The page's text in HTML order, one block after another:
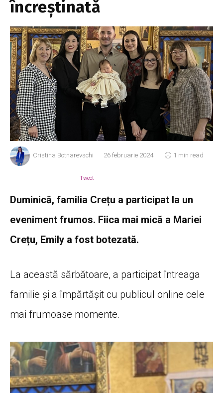
încreștinată
Cristina Botnarevschi 26 februarie 2024 1 min read
Tweet
Duminică, familia Crețu a participat la un
eveniment frumos. Fiica mai mică a Mariei
Crețu, Emily a fost botezată.
La această sărbătoare, a participat întreaga
familie și a împărtășit cu publicul online cele
mai frumoase momente.